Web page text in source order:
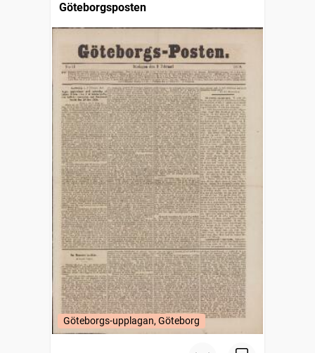
Göteborgsposten
Göteborgs-upplagan, Göteborg